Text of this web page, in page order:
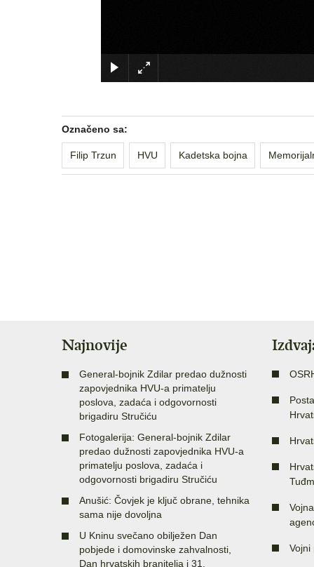
Označeno sa:
Filip Trzun HVU Kadetska bojna
Najnovije
General-bojnik Zdilar predao dužnosti
zapovjednika HVU-a primatelju
poslova, zadaća i odgovornosti
brigadiru Stručiću
Fotogalerija: General-bojnik Zdilar
predao dužnosti zapovjednika HVU-a
primatelju poslova, zadaća i
odgovornosti brigadiru Stručiću
Anušić: Čovjek je ključ obrane, tehnika
sama nije dovoljna
U Kninu svečano obilježen Dan
pobjede i domovinske zahvalnosti,
Dan hrvatskih branitelja i 31.
Vojni